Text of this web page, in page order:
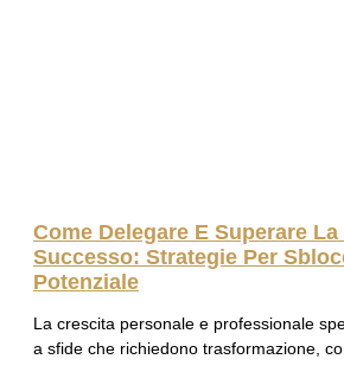
Come Delegare E Superare La
Successo: Strategie Per
Potenziale
La crescita personale e professionale
a sfide che richiedono trasformazione,